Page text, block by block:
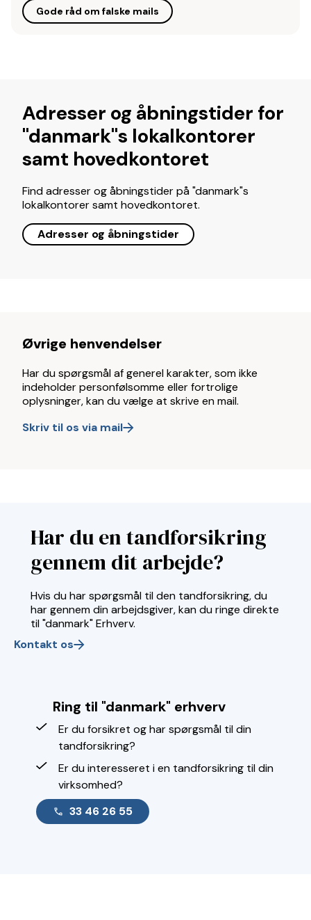
Gode råd om falske mails
Adresser og åbningstider for
"danmark"s lokalkontorer
samt hovedkontoret
Find adresser og åbningstider på "danmark"s
lokalkontorer samt hovedkontoret.
Adresser og åbningstider
Øvrige henvendelser
Har du spørgsmål af generel karakter, som ikke
indeholder personfølsomme eller fortrolige
oplysninger, kan du vælge at skrive en mail.
Skriv til os via mail
Har du en tandforsikring
gennem dit arbejde?
Hvis du har spørgsmål til den tandforsikring, du
har gennem din arbejdsgiver, kan du ringe direkte
til "danmark" Erhverv.
Kontakt os
Ring til "danmark" erhverv
Er du forsikret og har spørgsmål til din
tandforsikring?
Er du interesseret i en tandforsikring til din
virksomhed?
33 46 26 55